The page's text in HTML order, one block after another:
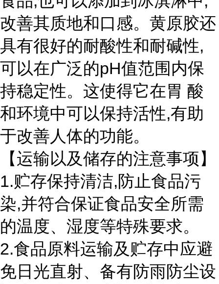
改善其质地和口感。黄原胶还
具有很好的耐酸性和耐碱性,
可以在广泛的pH值范围内保
持稳定性。这使得它在胃 酸
和环境中可以保持活性,有助
于改善人体的功能。
【运输以及储存的注意事项】
1.贮存保持清洁,防止食品污
染,并符合保证食品安全所需
的温度、湿度等特殊要求。
2.食品原料运输及贮存中应避
免日光直射、备有防雨防尘设